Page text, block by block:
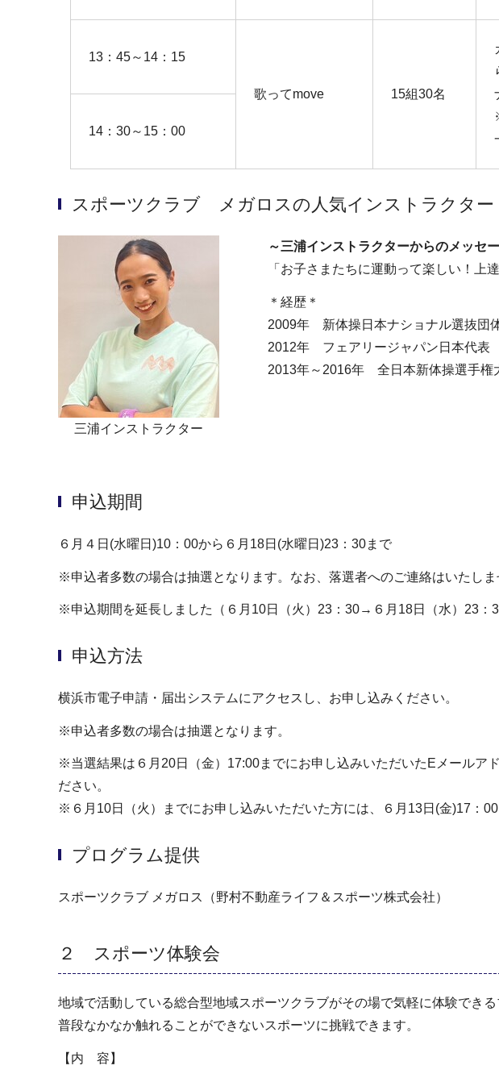
13：45～14：15
歌ってmove 15組30名
14：30～15：00
スポーツクラブ メガロスの人気インストラクター
三浦インストラクター
～三浦インストラクターからのメッセ
「お子さまたちに運動って楽しい！上
＊経歴＊
2009年 新体操日本ナショナル選抜団
2012年 フェアリージャパン日本代表
2013年～2016年 全日本新体操選手権
申込期間
６月４日(水曜日)10：00から６月18日(水曜日)23：30まで
※申込者多数の場合は抽選となります。なお、落選者へのご連絡はいたしま
※申込期間を延長しました（６月10日（火）23：30→６月18日（水）23
申込方法
横浜市電子申請・届出システムにアクセスし、お申し込みください。
※申込者多数の場合は抽選となります。
※当選結果は６月20日（金）17:00までにお申し込みいただいたEメールア
ださい。
※６月10日（火）までにお申し込みいただいた方には、６月13日(金)17：
プログラム提供
スポーツクラブ メガロス（野村不動産ライフ＆スポーツ株式会社）
２ スポーツ体験会
地域で活動している総合型地域スポーツクラブがその場で気軽に体験できる
普段なかなか触れることができないスポーツに挑戦できます。
【内 容】